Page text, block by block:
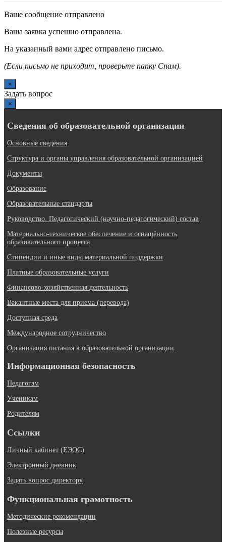
Ваше сообщение отправлено
Ваша заявка успешно отправлена.
На указанный вами адрес отправлено письмо.
(Если письмо не приходит, проверьте папку Спам).
×
Задать вопрос
×
Сведения об образовательной организации
Основные сведения
Структура и органы управления образовательной организацией
Документы
Образование
Образовательные стандарты
Руководство. Педагогический (научно-педагогический) состав
Материально-техническое обеспечение и оснащённость
образовательного процесса
Стипендии и иные виды материальной поддержки
Платные образовательные услуги
Финансово-хозяйственная деятельность
Вакантные места для приема (перевода)
Доступная среда
Международное сотрудничество
Организация питания в образовательной организации
Информационная безопасность
Педагогам
Ученикам
Родителям
Ссылки
Личный кабинет (ЕЭОС)
Электронный дневник
Задать вопрос директору
Функциональная грамотность
Методические рекомендации
Полезные ресурсы